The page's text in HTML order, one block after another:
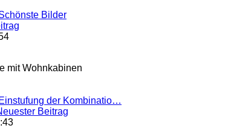
Bilder
mit Wohnkabinen
der Kombinatio…
Beitrag